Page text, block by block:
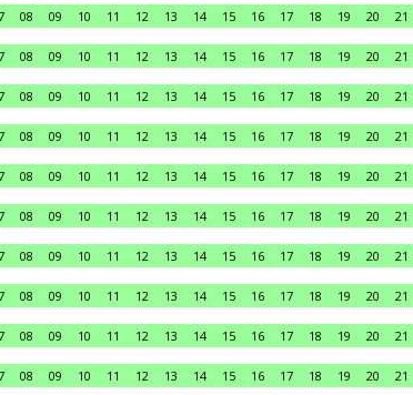
08 09 10 11 12 13 14 15 16 17 18 19 20 21
08 09 10 11 12 13 14 15 16 17 18 19 20 21
08 09 10 11 12 13 14 15 16 17 18 19 20 21
08 09 10 11 12 13 14 15 16 17 18 19 20 21
08 09 10 11 12 13 14 15 16 17 18 19 20 21
08 09 10 11 12 13 14 15 16 17 18 19 20 21
08 09 10 11 12 13 14 15 16 17 18 19 20 21
08 09 10 11 12 13 14 15 16 17 18 19 20 21
08 09 10 11 12 13 14 15 16 17 18 19 20 21
08 09 10 11 12 13 14 15 16 17 18 19 20 21